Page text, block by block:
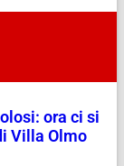
ora ci si
Villa Olmo